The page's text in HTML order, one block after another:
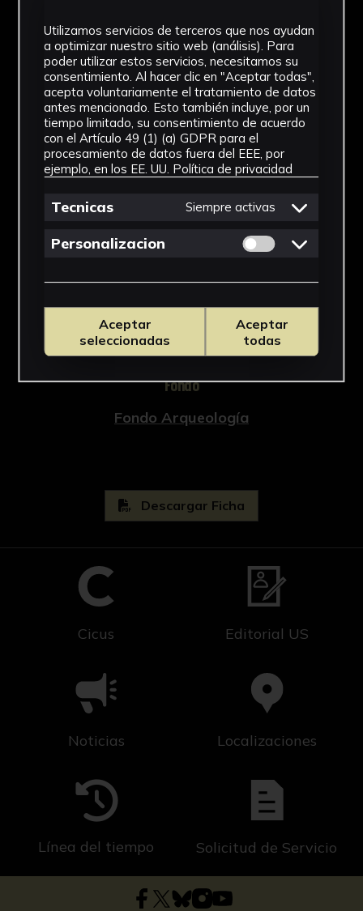
NºCatálogo
CAUS-0559
Tipología
Arqueología
Cronología
Época romana
Laboratorio de Investigación
Patrimonio Cultural
Fondo
Fondo Arqueología
Descargar Ficha
Cicus Editorial US
Noticias Localizaciones
Línea del tiempo Solicitud de Servicio
Utilizamos servicios de terceros que nos ayudan
a optimizar nuestro sitio web (análisis). Para
poder utilizar estos servicios, necesitamos su
consentimiento. Al hacer clic en "Aceptar todas",
acepta voluntariamente el tratamiento de datos
antes mencionado. Esto también incluye, por un
tiempo limitado, su consentimiento de acuerdo
con el Artículo 49 (1) (a) GDPR para el
procesamiento de datos fuera del EEE, por
ejemplo, en los EE. UU. Política de privacidad
Tecnicas Siempre activas
Personalizacion Permitir cookies
Aceptar
seleccionadas
Aceptar
todas